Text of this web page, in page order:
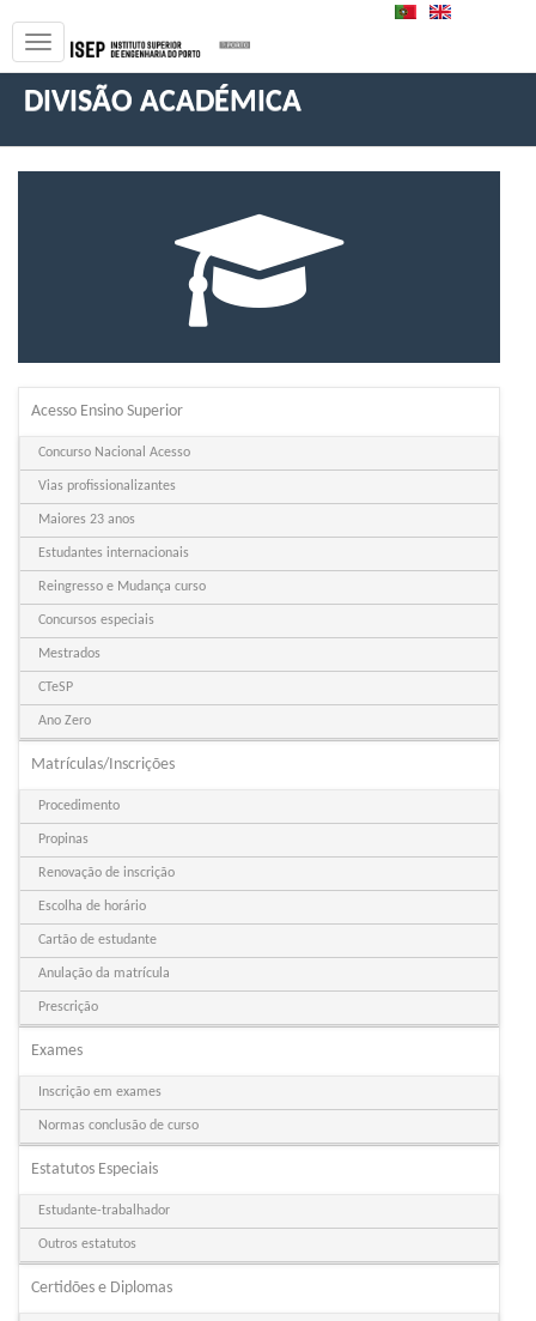
PT
DIVISÃO ACADÉMICA
Acesso Ensino Superior
Concurso Nacional Acesso
Vias profissionalizantes
Maiores 23 anos
Estudantes internacionais
Reingresso e Mudança curso
Concursos especiais
Mestrados
CTeSP
Ano Zero
Matrículas/Inscrições
Procedimento
Propinas
Renovação de inscrição
Escolha de horário
Cartão de estudante
Anulação da matrícula
Prescrição
Exames
Inscrição em exames
Normas conclusão de curso
Estatutos Especiais
Estudante-trabalhador
Outros estatutos
Certidões e Diplomas